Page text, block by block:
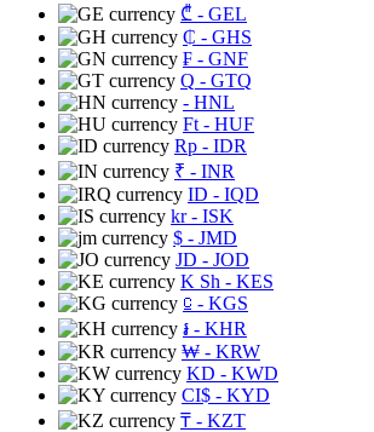
₾ - GEL
₵ - GHS
₣ - GNF
Q - GTQ
- HNL
Ft - HUF
Rp - IDR
₹ - INR
ID - IQD
kr- ISK
$ - JMD
JD - JOD
K Sh - KES
⃀ - KGS
៛ - KHR
₩ - KRW
KD - KWD
CI$ - KYD
₸ - KZT